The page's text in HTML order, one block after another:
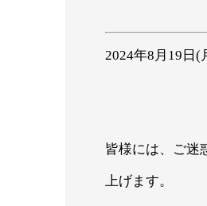
2024年8月19日(
皆様には、ご迷
上げます。